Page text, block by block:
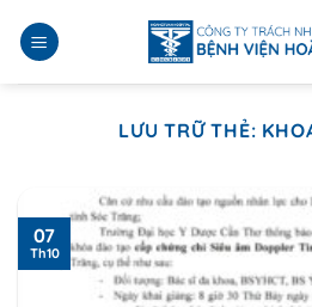
qua
LƯU TRỮ THẺ:
07
Th10